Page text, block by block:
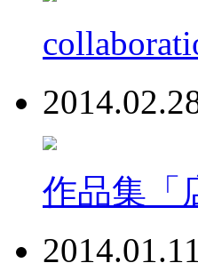
作品集「
2014.01.11